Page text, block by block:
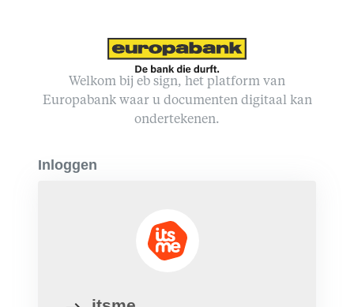
Welkom bij eb sign, het platform van
Europabank waar u documenten digitaal kan
ondertekenen.
Inloggen